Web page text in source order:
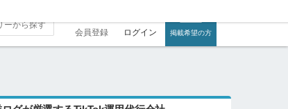
会員登録 ログイン 掲載希望の方